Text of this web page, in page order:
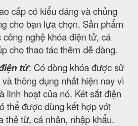
cấp có kiểu dáng và chủng
cho bạn lựa chọn. Sản phẩm
nghệ khóa điện tử, cá
cho thao tác thêm dễ dàng.
tử: Có dòng khóa được sử
thông dụng nhất hiện nay vì
linh hoạt của nó. Két sắt điện
thể được dùng kết hợp với
thẻ từ, cá nhân, nhập khẩu.